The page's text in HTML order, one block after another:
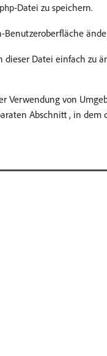
-Datei zu speichern.
Benutzeroberfläche
Datei einfach zu
von
Abschnitt , in dem